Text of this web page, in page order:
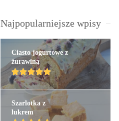
Najpopularniejsze wpisy
Ciasto jogurtowe z
żurawiną
Szarlotka z
lukrem